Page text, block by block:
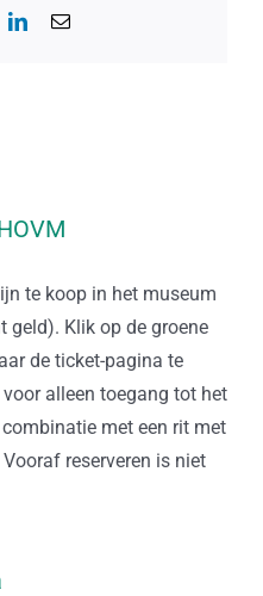
LinkedIn
E-
te koop in het museum
geld). Klik op de groene
de ticket-pagina te
alleen toegang tot het
met een rit met
reserveren is niet